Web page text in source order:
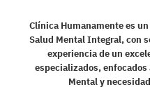
Clínica Humanamente es
Salud Mental Integral, con
experiencia de un
especializados,
Mental y